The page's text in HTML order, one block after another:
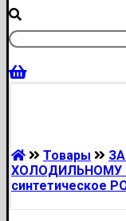
Товары
ХОЛОДИЛЬНОМУ
синтетическое